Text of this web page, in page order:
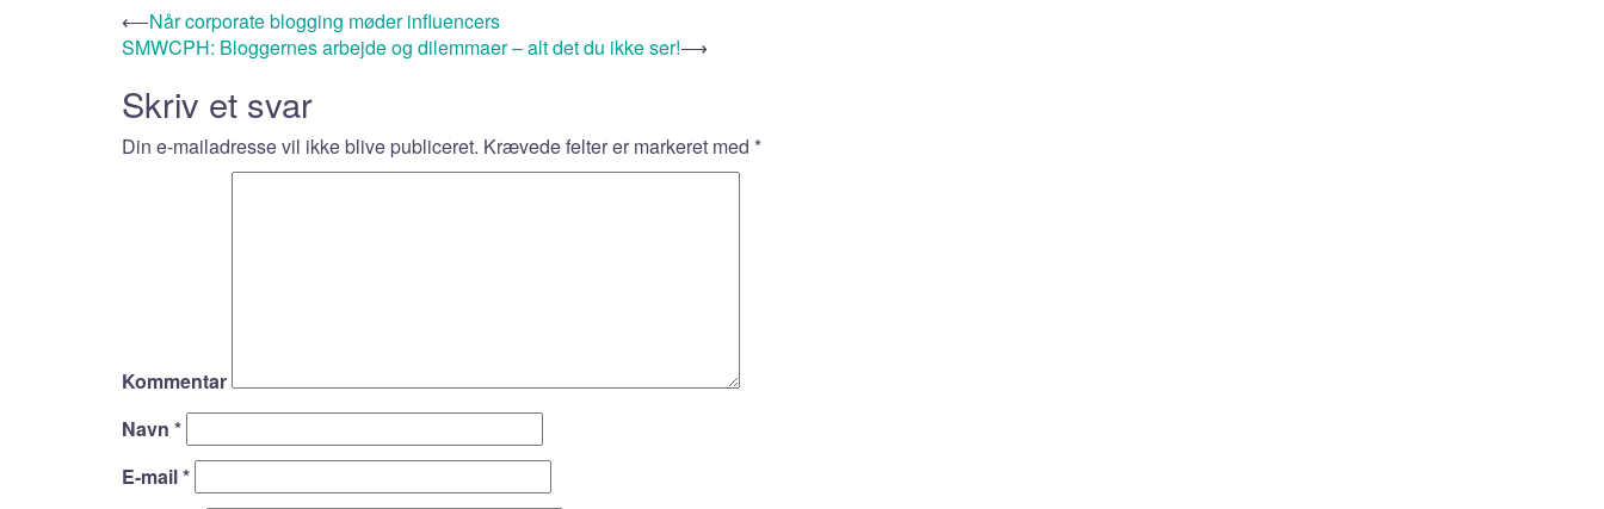
⟵Når corporate blogging møder influencers
SMWCPH: Bloggernes arbejde og dilemmaer – alt det du ikke ser!⟶
Skriv et svar
Din e-mailadresse vil ikke blive publiceret. Krævede felter er markeret med *
Kommentar
Navn *
E-mail*